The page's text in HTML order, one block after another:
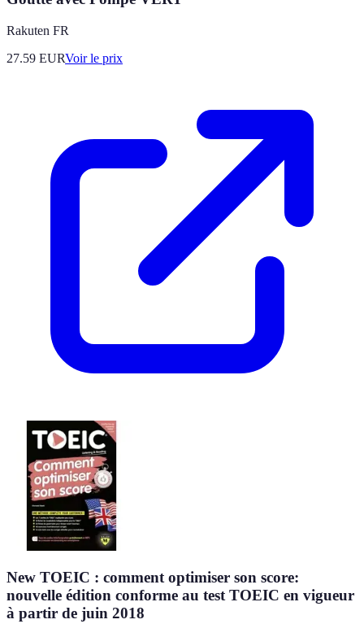
Rakuten FR
27.59 EURVoir le prix
New TOEIC : comment optimiser son score:
nouvelle édition conforme au test TOEIC en vigueur
à partir de juin 2018